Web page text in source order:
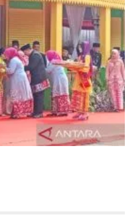
simbol bakti dan